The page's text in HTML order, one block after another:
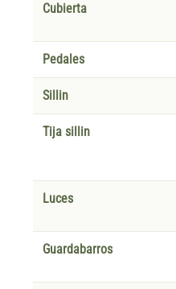
Cubierta
Pedales
Sillin
Tija sillin
Luces
Guardabarros